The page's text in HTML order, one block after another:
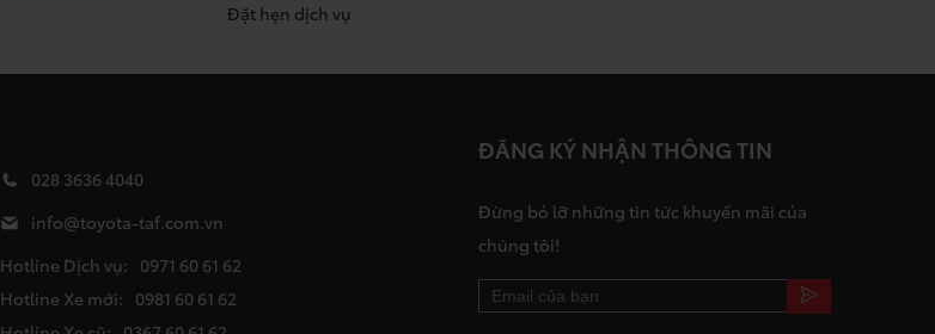
Đặt hẹn dịch vụ
028 3636 4040
info@toyota-taf.com.vn
Hotline Dịch vụ: 0971 60 61 62
Hotline Xe mới: 0981 60 61 62
ĐĂNG KÝ NHẬN THÔNG TIN
Đừng bỏ lỡ những tin tức khuyến mãi của
chúng tôi!